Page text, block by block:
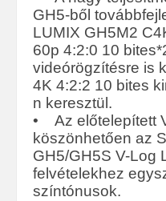
GH5-ből
LUMIX GH5M2
60p 4:2:0 10
videórögzítésre is
4K 4:2:2 10 bites
n keresztül.
• Az előtelepített
köszönhetően az
GH5/GH5S V-Log
felvételekhez
színtónusok.